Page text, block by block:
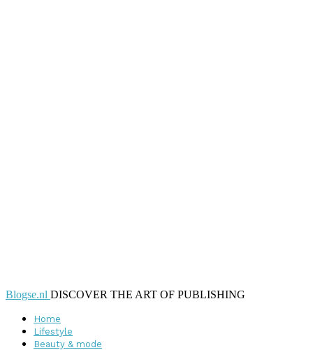
Blogse.nl DISCOVER THE ART OF PUBLISHING
Home
Lifestyle
Beauty & mode